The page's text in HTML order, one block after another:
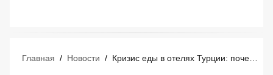
Главная / Новости /